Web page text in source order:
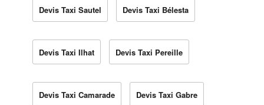
Devis Taxi Sautel Devis Taxi Bélesta
Devis Taxi Ilhat Devis Taxi Pereille
Devis Taxi Camarade Devis Taxi Gabre